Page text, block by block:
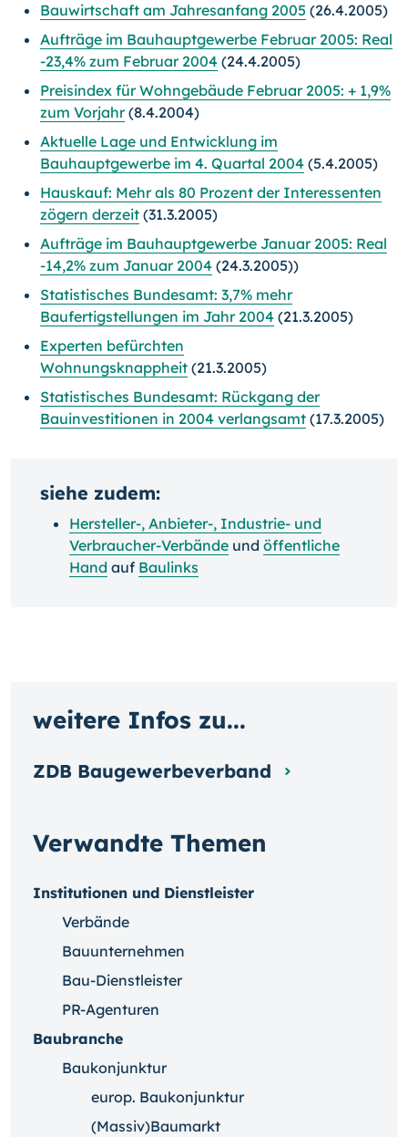
Bauwirtschaft am Jahresanfang 2005 (26.4.2005)
Aufträge im Bauhauptgewerbe Februar 2005: Real
-23,4% zum Februar 2004 (24.4.2005)
Preisindex für Wohngebäude Februar 2005: + 1,9%
zum Vorjahr(8.4.2004)
Aktuelle Lage und Entwicklung im
Bauhauptgewerbe im 4. Quartal 2004 (5.4.2005)
Hauskauf: Mehr als 80 Prozent der Interessenten
zögern derzeit (31.3.2005)
Aufträge im Bauhauptgewerbe Januar 2005: Real
-14,2% zum Januar 2004 (24.3.2005))
Statistisches Bundesamt: 3,7% mehr
Baufertigstellungen im Jahr 2004 (21.3.2005)
Experten befürchten
Wohnungsknappheit (21.3.2005)
Statistisches Bundesamt: Rückgang der
Bauinvestitionen in 2004 verlangsamt (17.3.2005)
siehe zudem:
Hersteller-, Anbieter-, Industrie- und
Verbraucher-Verbände und öffentliche
Hand auf Baulinks
Verwandte Themen
Institutionen und Dienstleister
Verbände
Bauunternehmen
Bau-Dienstleister
PR-Agenturen
Baubranche
Baukonjunktur
europ. Baukonjunktur
(Massiv)Baumarkt
weitere Infos zu...
ZDB Baugewerbeverband